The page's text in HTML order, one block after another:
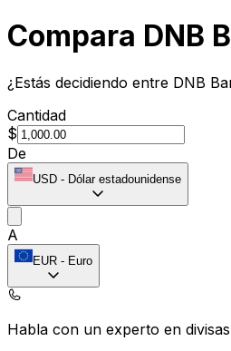
Compara DNB
¿Estás decidiendo entre DNB
Cantidad
$
De
USD - Dólar estadounidense
A
EUR - Euro
Habla con un experto en